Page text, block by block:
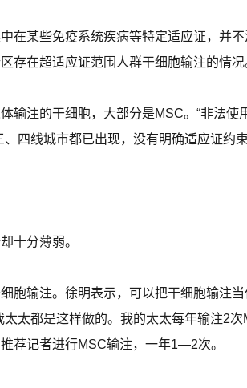
在某些免疫系统疾病等特定适应证，并
存在超适应证范围人群干细胞输注的情况
输注的干细胞，大部分是MSC。“非法
四线城市都已出现，没有明确适应证约
十分薄弱。
胞输注。徐明表示，可以把干细胞输注
太都是这样做的。我的太太每年输注2
荐记者进行MSC输注，一年1—2次。